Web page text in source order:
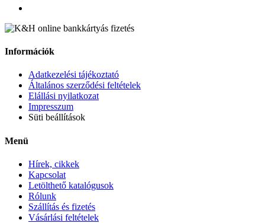
Információk
Adatkezelési tájékoztató
Általános szerződési feltételek
Elállási nyilatkozat
Impresszum
Süti beállítások
Menü
Hírek, cikkek
Kapcsolat
Letölthető katalógusok
Rólunk
Szállítás és fizetés
Vásárlási feltételek